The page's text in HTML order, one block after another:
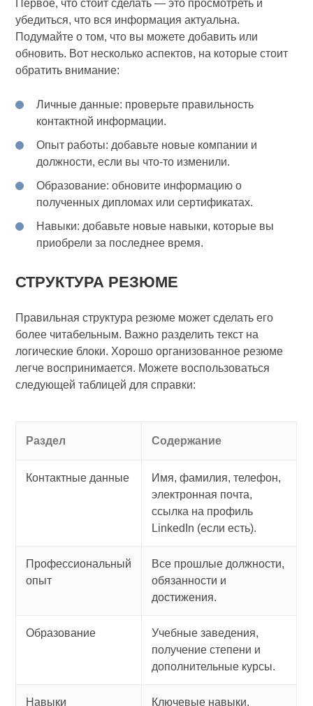
Первое, что стоит сделать — это просмотреть и
убедиться, что вся информация актуальна.
Подумайте о том, что вы можете добавить или
обновить. Вот несколько аспектов, на которые стоит
обратить внимание:
Личные данные: проверьте правильность
контактной информации.
Опыт работы: добавьте новые компании и
должности, если вы что-то изменили.
Образование: обновите информацию о
полученных дипломах или сертификатах.
Навыки: добавьте новые навыки, которые вы
приобрели за последнее время.
СТРУКТУРА РЕЗЮМЕ
Правильная структура резюме может сделать его
более читабельным. Важно разделить текст на
логические блоки. Хорошо организованное резюме
легче воспринимается. Можете воспользоваться
следующей таблицей для справки:
Раздел Содержание
Контактные данные
Имя, фамилия, телефон,
электронная почта,
ссылка на профиль
LinkedIn (если есть).
Профессиональный
опыт
Все прошлые должности,
обязанности и
достижения.
Образование
Учебные заведения,
получение степени и
дополнительные курсы.
Навыки
Ключевые навыки,